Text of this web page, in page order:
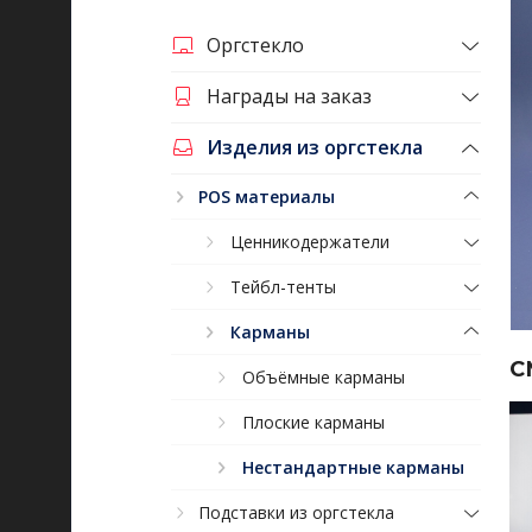
Оргстекло
Награды на заказ
Изделия из оргстекла
POS материалы
Ценникодержатели
Тейбл-тенты
Карманы
Объёмные карманы
Плоские карманы
Нестандартные карманы
Подставки из оргстекла